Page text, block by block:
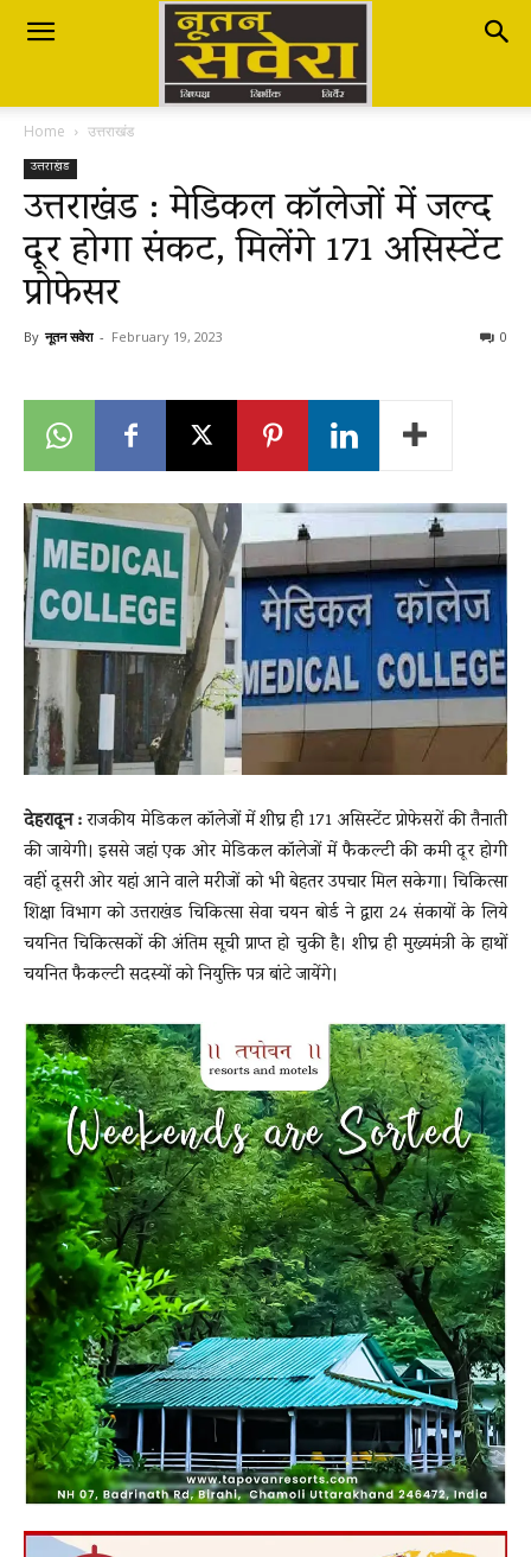
Nutan
Savera
नूतन
सवेरा
Breaking
News
LIVE
Home उत्तराखंड
उत्तराखंड
उत्तराखंड : मेडिकल कॉलेजों में जल्द
दूर होगा संकट, मिलेंगे 171 असिस्टेंट
प्रोफेसर
By नूतन सवेरा - February 19, 2023 0
देहरादून :राजकीय मेडिकल कॉलेजों में शीघ्र ही 171 असिस्टेंट प्रोफेसरों की तैनाती
की जायेगी। इससे जहां एक ओर मेडिकल कॉलेजों में फैकल्टी की कमी दूर होगी
वहीं दूसरी ओर यहां आने वाले मरीजों को भी बेहतर उपचार मिल सकेगा। चिकित्सा
शिक्षा विभाग को उत्तराखंड चिकित्सा सेवा चयन बोर्ड ने द्वारा 24 संकायों के लिये
चयनित चिकित्सकों की अंतिम सूची प्राप्त हो चुकी है। शीघ्र ही मुख्यमंत्री के हाथों
चयनित फैकल्टी सदस्यों को नियुक्ति पत्र बांटे जायेंगे।